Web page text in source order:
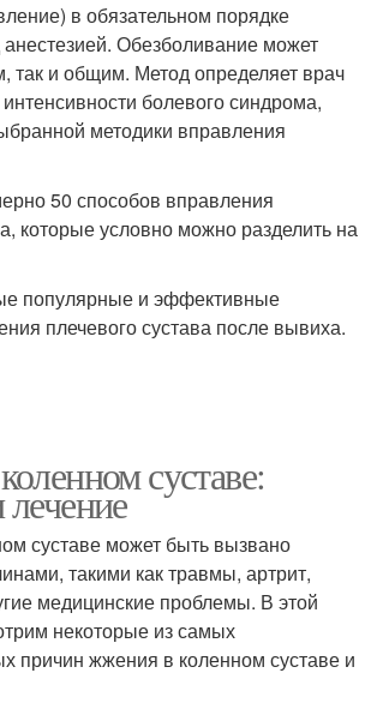
в обязательном порядке
Обезболивание может
так и общим. Метод определяет врач
болевого синдрома,
методики вправления
50 способов вправления
которые условно можно разделить на
популярные и эффективные
плечевого сустава после вывиха.
суставе:
суставе может быть вызвано
такими как травмы, артрит,
медицинские проблемы. В этой
некоторые из самых
причин жжения в коленном суставе и